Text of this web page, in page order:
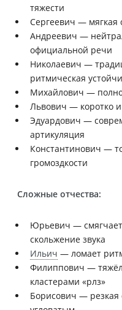
тяжести
Сергеевич — мягкая
Андреевич —
официальной речи
Николаевич —
ритмическая
Михайлович —
Львович — коротко
Эдуардович —
артикуляция
Константинович —
громоздкости
Сложные отчества:
Юрьевич —
скольжение звука
Ильич — ломает
Филиппович —
кластерами «рлз»
Борисович — резкая